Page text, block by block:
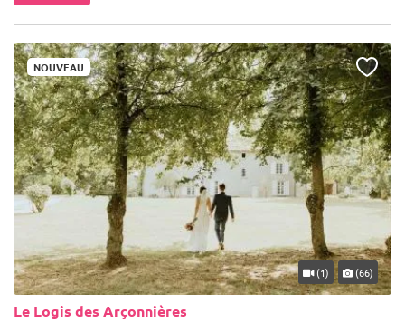
NOUVEAU
(1) (66)
Le Logis des Arçonnières